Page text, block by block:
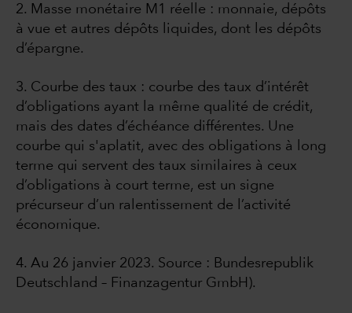
2. Masse monétaire M1 réelle : monnaie, dépôts
à vue et autres dépôts liquides, dont les dépôts
d’épargne.
3. Courbe des taux : courbe des taux d’intérêt
d’obligations ayant la même qualité de crédit,
mais des dates d’échéance différentes. Une
courbe qui s'aplatit, avec des obligations à long
terme qui servent des taux similaires à ceux
d’obligations à court terme, est un signe
précurseur d’un ralentissement de l’activité
économique.
4. Au 26 janvier 2023. Source : Bundesrepublik
Deutschland – Finanzagentur GmbH).